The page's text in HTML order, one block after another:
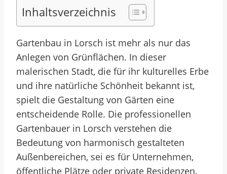
Inhaltsverzeichnis
Gartenbau in Lorsch ist mehr als nur das
Anlegen von Grünflächen. In dieser
malerischen Stadt, die für ihr kulturelles Erbe
und ihre natürliche Schönheit bekannt ist,
spielt die Gestaltung von Gärten eine
entscheidende Rolle. Die professionellen
Gartenbauer in Lorsch verstehen die
Bedeutung von harmonisch gestalteten
Außenbereichen, sei es für Unternehmen,
öffentliche Plätze oder private Residenzen.